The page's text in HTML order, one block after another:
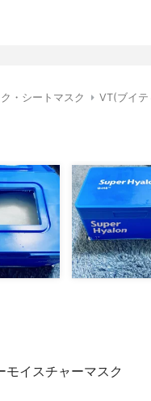
・シートマスク VT(ブイテ
イスチャーマスク